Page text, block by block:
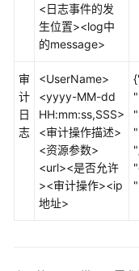
Loader
使
Mapreduce
使
用
MemArtsCC
使
用
<日志事件的发
生位置><log中
的message>
审
计
日
志
<UserName>
<yyyy-MM-dd
HH:mm:ss,SSS>
<审计操作描述>
<资源参数>
<url><是否允许
><审计操作><ip
地址>